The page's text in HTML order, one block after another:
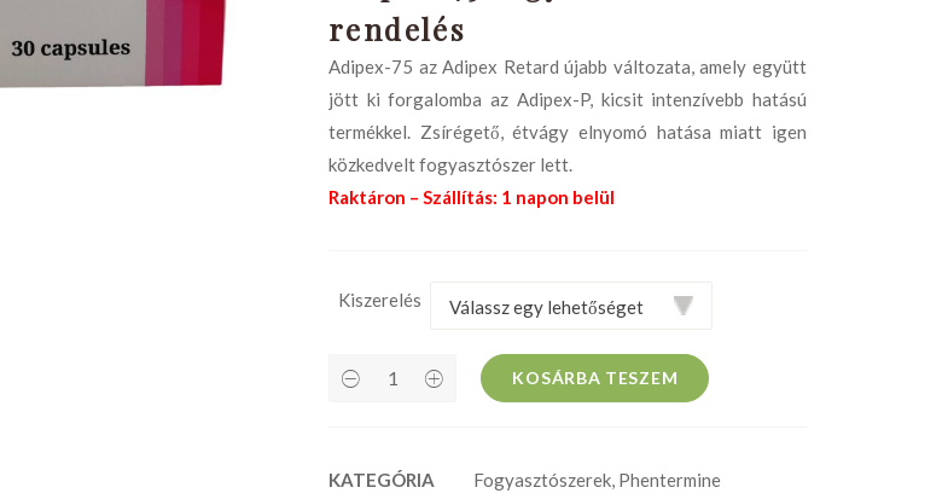
rendelés
Adipex-75 az Adipex Retard újabb változata, amely együtt
jött ki forgalomba az Adipex-P, kicsit intenzívebb hatású
termékkel. Zsírégető, étvágy elnyomó hatása miatt igen
közkedvelt fogyasztószer lett.
Raktáron – Szállítás: 1 napon belül
Kiszerelés
KOSÁRBA TESZEM
KATEGÓRIA Fogyasztószerek Phentermine